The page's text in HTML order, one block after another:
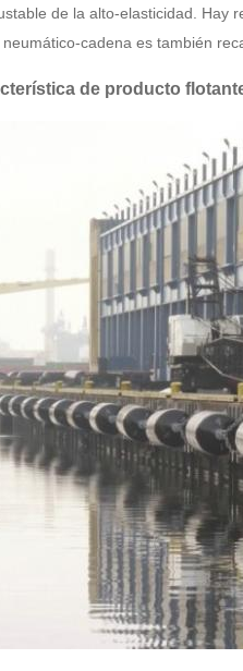
de la alto-elasticidad.
cadena es también
de producto